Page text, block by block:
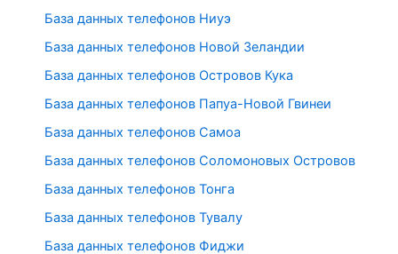
База данных телефонов Ниуэ
База данных телефонов Новой Зеландии
База данных телефонов Островов Кука
База данных телефонов Папуа-Новой Гвинеи
База данных телефонов Самоа
База данных телефонов Соломоновых Островов
База данных телефонов Тонга
База данных телефонов Тувалу
База данных телефонов Фиджи